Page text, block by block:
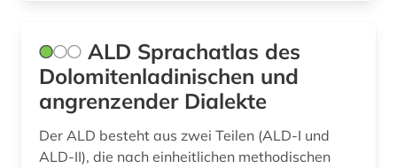
filmgeschichte (1)
finnisch (1)
flaubert (1)
flugschrift (2)
ALD Sprachatlas des
Dolomitenladinischen und
angrenzender Dialekte
Der ALD besteht aus zwei Teilen (ALD-I und
ALD-II), die nach einheitlichen methodischen